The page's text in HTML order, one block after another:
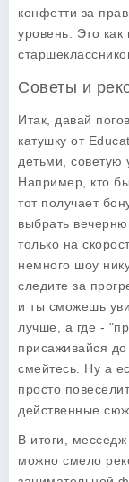
конфетти за
уровень. Это как
Советы и
Итак, давай
катушку от
детьми, советую
Например, кто
тот получает
выбрать
только на
немного шоу
следите за
и ты сможешь
лучше, а где -
присаживайся
смейтесь. Ну а
просто
действенные
В итоги, месседж
можно смело